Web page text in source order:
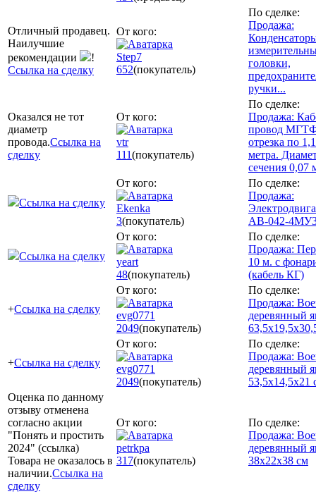
Отличный продавец.
Наилучшие
рекомендации
!
Ссылка на сделку
От кого:
Step7
652(покупатель)
По сделке:
Продажа:
головки,
ручки...
Оказался не тот
диаметр
провода.Ссылка на
сделку
От кого:
vtr
111(покупатель)
По сделке:
Продажа:
провод
отрезка по
метра.
сечения 0,07
Ссылка на сделку
От кого:
Ekenka
3(покупатель)
По сделке:
Продажа:
АВ-042-
Ссылка на сделку
От кого:
yeart
48(покупатель)
По сделке:
Продажа:
10 м. с
(кабель КГ)
+Ссылка на сделку
От кого:
evg0771
2049(покупатель)
По сделке:
Продажа:
деревянный
+Ссылка на сделку
От кого:
evg0771
2049(покупатель)
По сделке:
Продажа:
деревянный
53,5х14,5х21
Оценка по данному
отзыву отменена
согласно акции
"Понять и простить
2024" (ссылка)
Товара не оказалось в
наличии.Ссылка на
сделку
От кого:
petrkpa
317(покупатель)
По сделке:
Продажа:
деревянный
38х22х38 см